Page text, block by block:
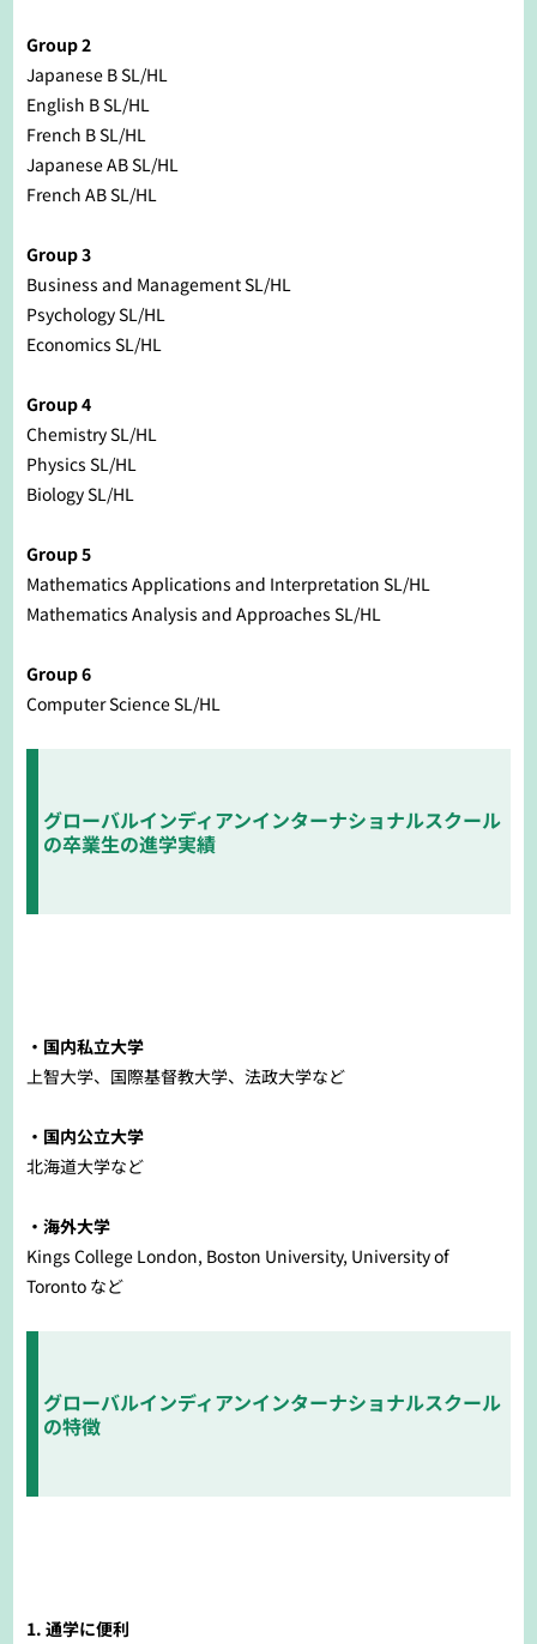
Group 2
Japanese B SL/HL
English B SL/HL
French B SL/HL
Japanese AB SL/HL
French AB SL/HL
Group 3
Business and Management SL/HL
Psychology SL/HL
Economics SL/HL
Group 4
Chemistry SL/HL
Physics SL/HL
Biology SL/HL
Group 5
Mathematics Applications and Interpretation SL/HL
Mathematics Analysis and Approaches SL/HL
Group 6
Computer Science SL/HL
グローバルインディアンインターナショナルスクール
の卒業生の進学実績
・国内私立大学
上智大学、国際基督教大学、法政大学など
・国内公立大学
北海道大学など
・海外大学
Kings College London, Boston University, University of
Toronto など
グローバルインディアンインターナショナルスクール
の特徴
1. 通学に便利